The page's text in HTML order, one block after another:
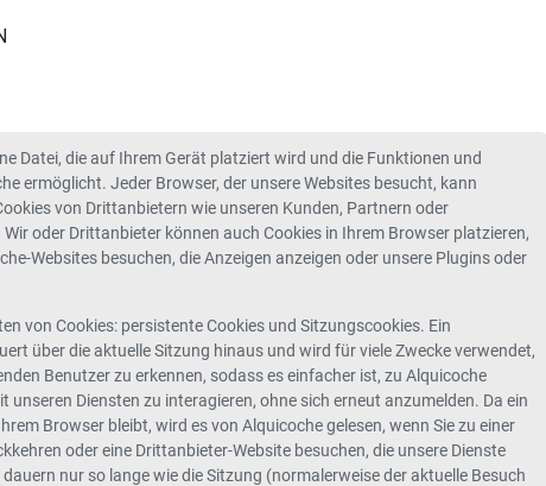
Datei, die auf Ihrem Gerät platziert wird und die Funktionen und
ermöglicht. Jeder Browser, der unsere Websites besucht, kann
von Drittanbietern wie unseren Kunden, Partnern oder
oder Drittanbieter können auch Cookies in Ihrem Browser platzieren,
Websites besuchen, die Anzeigen anzeigen oder unsere Plugins oder
von Cookies: persistente Cookies und Sitzungscookies. Ein
über die aktuelle Sitzung hinaus und wird für viele Zwecke verwendet,
Benutzer zu erkennen, sodass es einfacher ist, zu Alquicoche
unseren Diensten zu interagieren, ohne sich erneut anzumelden. Da ein
Browser bleibt, wird es von Alquicoche gelesen, wenn Sie zu einer
oder eine Drittanbieter-Website besuchen, die unsere Dienste
nur so lange wie die Sitzung (normalerweise der aktuelle Besuch